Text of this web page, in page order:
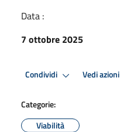
Data :
7 ottobre 2025
Condividi Vedi azioni
Categorie:
Viabilità